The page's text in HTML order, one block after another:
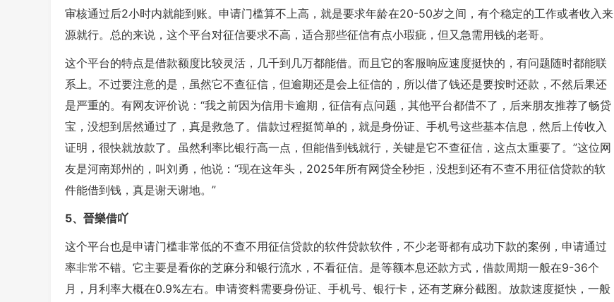
审核通过后2小时内就能到账。申请门槛算不上高，就是要求年龄在20-50岁之间，有个稳定的工作或者收入来
源就行。总的来说，这个平台对征信要求不高，适合那些征信有点小瑕疵，但又急需用钱的老哥。
这个平台的特点是借款额度比较灵活，几千到几万都能借。而且它的客服响应速度挺快的，有问题随时都能联
系上。不过要注意的是，虽然它不查征信，但逾期还是会上征信的，所以借了钱还是要按时还款，不然后果还
是严重的。有网友评价说：“我之前因为信用卡逾期，征信有点问题，其他平台都借不了，后来朋友推荐了畅贷
宝，没想到居然通过了，真是救急了。借款过程挺简单的，就是身份证、手机号这些基本信息，然后上传收入
证明，很快就放款了。虽然利率比银行高一点，但能借到钱就行，关键是它不查征信，这点太重要了。”这位网
友是河南郑州的，叫刘勇，他说：“现在这年头，2025年所有网贷全秒拒，没想到还有不查不用征信贷款的软
件能借到钱，真是谢天谢地。”
5、晉樂借吖
这个平台也是申请门槛非常低的不查不用征信贷款的软件贷款软件，不少老哥都有成功下款的案例，申请通过
率非常不错。它主要是看你的芝麻分和银行流水，不看征信。是等额本息还款方式，借款周期一般在9-36个
月，月利率大概在0.9%左右。申请资料需要身份证、手机号、银行卡，还有芝麻分截图。放款速度挺快，一般